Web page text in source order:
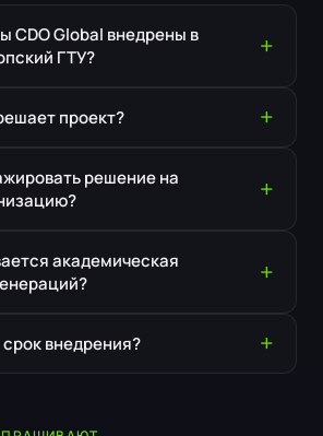
CDO Global внедрены в
ГТУ?
проект?
решение на
академическая
внедрения?